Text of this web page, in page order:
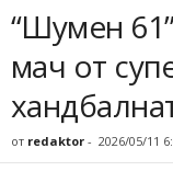
“Шумен
мач от
от redaktor - 2026/05/11